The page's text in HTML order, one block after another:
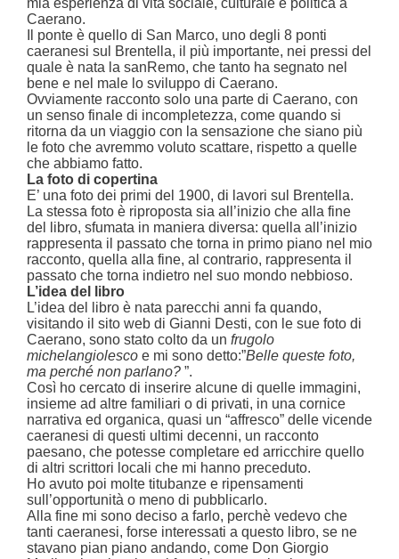
mia esperienza di vita sociale, culturale e politica a
Caerano.
Il ponte è quello di San Marco, uno degli 8 ponti
caeranesi sul Brentella, il più importante, nei pressi del
quale è nata la sanRemo, che tanto ha segnato nel
bene e nel male lo sviluppo di Caerano.
Ovviamente racconto solo una parte di Caerano, con
un senso finale di incompletezza, come quando si
ritorna da un viaggio con la sensazione che siano più
le foto che avremmo voluto scattare, rispetto a quelle
che abbiamo fatto.
La foto di copertina
E’ una foto dei primi del 1900, di lavori sul Brentella.
La stessa foto è riproposta sia all’inizio che alla fine
del libro, sfumata in maniera diversa: quella all’inizio
rappresenta il passato che torna in primo piano nel mio
racconto, quella alla fine, al contrario, rappresenta il
passato che torna indietro nel suo mondo nebbioso.
L’idea del libro
L’idea del libro è nata parecchi anni fa quando,
visitando il sito web di Gianni Desti, con le sue foto di
Caerano, sono stato colto da un frugolo
michelangiolesco e mi sono detto:”Belle queste foto,
ma perché non parlano? ”.
Così ho cercato di inserire alcune di quelle immagini,
insieme ad altre familiari o di privati, in una cornice
narrativa ed organica, quasi un “affresco” delle vicende
caeranesi di questi ultimi decenni, un racconto
paesano, che potesse completare ed arricchire quello
di altri scrittori locali che mi hanno preceduto.
Ho avuto poi molte titubanze e ripensamenti
sull’opportunità o meno di pubblicarlo.
Alla fine mi sono deciso a farlo, perchè vedevo che
tanti caeranesi, forse interessati a questo libro, se ne
stavano pian piano andando, come Don Giorgio